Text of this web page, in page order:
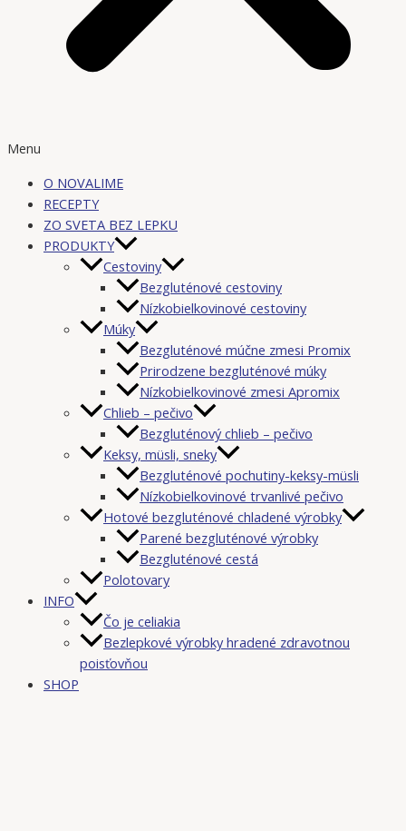
Menu
O NOVALIME
RECEPTY
ZO SVETA BEZ LEPKU
PRODUKTY
Cestoviny
Bezgluténové cestoviny
Nízkobielkovinové cestoviny
Múky
Bezgluténové múčne zmesi Promix
Prirodzene bezgluténové múky
Nízkobielkovinové zmesi Apromix
Chlieb – pečivo
Bezgluténový chlieb – pečivo
Keksy, müsli, sneky
Bezgluténové pochutiny-keksy-müsli
Nízkobielkovinové trvanlivé pečivo
Hotové bezgluténové chladené výrobky
Parené bezgluténové výrobky
Bezgluténové cestá
Polotovary
INFO
Čo je celiakia
Bezlepkové výrobky hradené zdravotnou
poisťovňou
SHOP